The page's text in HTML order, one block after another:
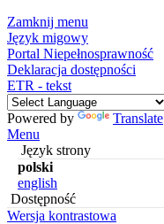
Zamknij menu
Język migowy
Portal Niepełnosprawność
Deklaracja dostępności
ETR - tekst
Powered by
Translate
Menu
Język strony
polski
english
Dostępność
Wersja kontrastowa